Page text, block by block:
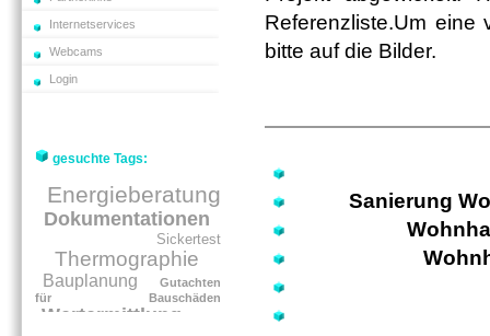
Internetservices
Webcams
Login
gesuchte Tags:
Energieberatung
Dokumentationen
Sickertest
Thermographie
Bauplanung
Gutachten
für Bauschäden
Wertermittlung
Referenzliste.Um eine
bitte auf die Bilder.
Sanierung